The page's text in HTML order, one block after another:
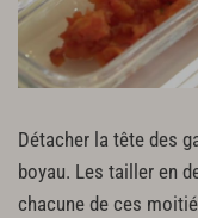
Détacher la tête des
boyau. Les tailler en
chacune de ces